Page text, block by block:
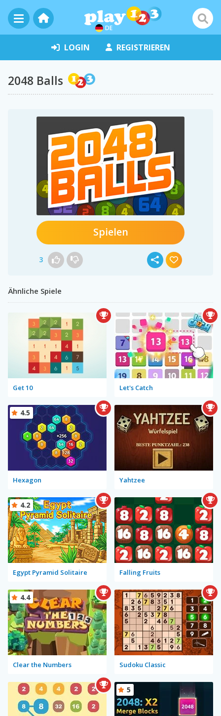
DE
LOGIN REGISTRIEREN
2048 Balls
Spielen
3
Ähnliche Spiele
Get 10 Let's Catch
Hexagon
4.5
Yahtzee
Egypt Pyramid Solitaire
4.2
Falling Fruits
Clear the Numbers
4.4
Sudoku Classic
5